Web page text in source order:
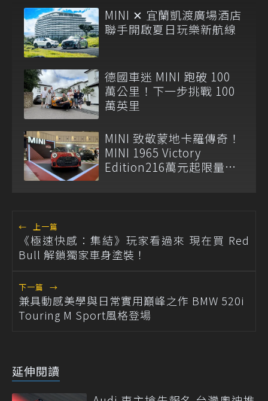
MINI ✕ 宜蘭凱渡廣場酒店
聯手開啟夏日玩樂新航線
德國車迷 MINI 跑破 100
萬公里！下一步挑戰 100
萬英里
MINI 致敬蒙地卡羅傳奇！
MINI 1965 Victory
Edition216萬元起限量登
← 上一篇
《極速快感：集結》玩家看過來 現在買 Red
Bull 解鎖獨家車身塗裝！
下一篇 →
兼具動感美學與日常實用巔峰之作 BMW 520i
Touring M Sport風格登場
延伸閱讀